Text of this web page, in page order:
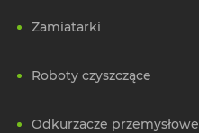
Zamiatarki
Roboty czyszczące
Odkurzacze przemysłowe